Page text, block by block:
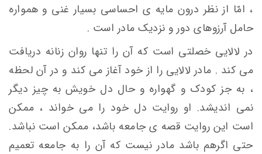
، امّا از نظر درون مایه ی احساسی بسیار غنی و همواره
حامل آرزوهای دور و نزدیک مادر است .
در لالایی خصلتی است که آن را تنها روان زنانه دریافت
می کند . مادر لالایی را از خود آغاز می کند و در آن لحظه
، به جز کودک و گهواره و حال دل خویش به چیز دیگر
نمی اندیشد. او روایت دل خود را می خواند ، ممکن
است این روایت قصه ی جامعه باشد، ممکن است نباشد.
حتی اگرهم باشد مادر نیست که آن را به جامعه تعمیم